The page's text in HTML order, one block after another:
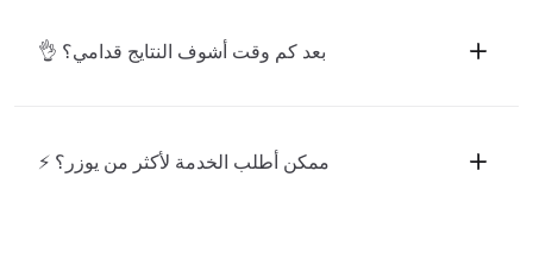
👌 بعد كم وقت أشوف النتايج قدامي؟
⚡ ممكن أطلب الخدمة لأكثر من يوزر؟